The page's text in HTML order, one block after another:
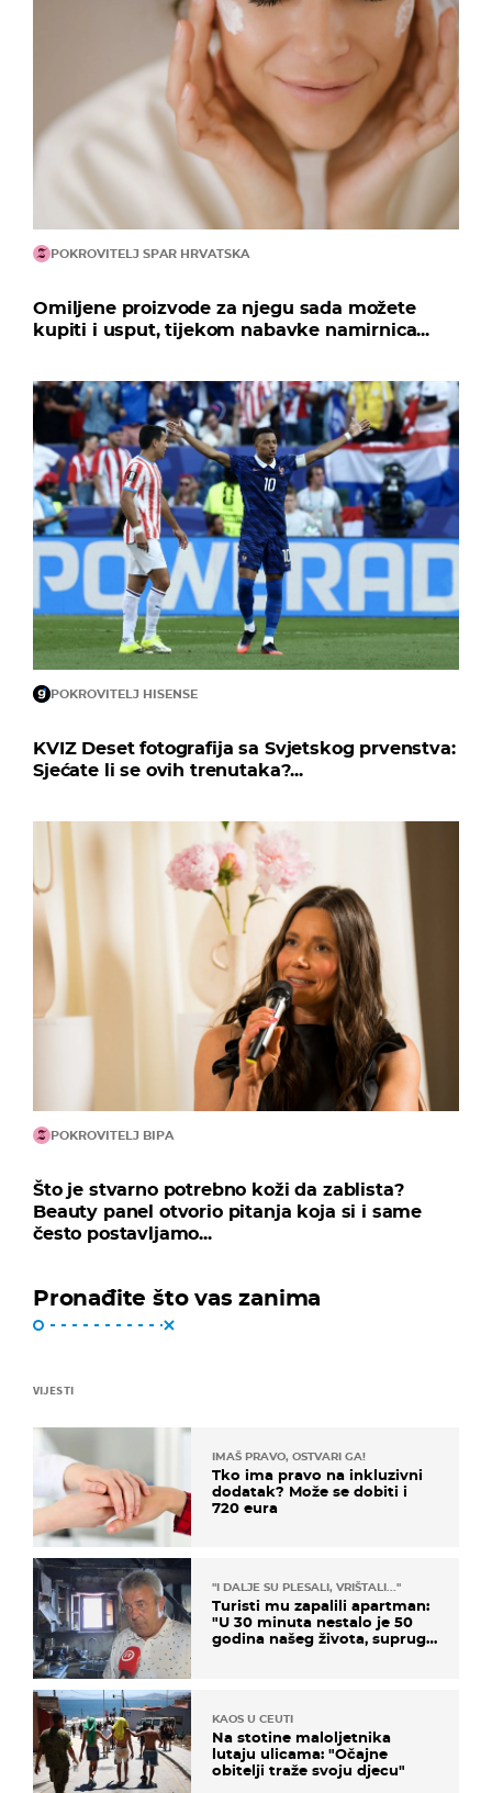
POKROVITELJ SPAR HRVATSKA
Omiljene proizvode za njegu sada možete
kupiti i usput, tijekom nabavke namirnica...
POKROVITELJ HISENSE
KVIZ Deset fotografija sa Svjetskog prvenstva:
Sjećate li se ovih trenutaka?...
POKROVITELJ BIPA
Što je stvarno potrebno koži da zablista?
Beauty panel otvorio pitanja koja si i same
često postavljamo...
Pronađite što vas zanima
VIJESTI
IMAŠ PRAVO, OSTVARI GA!
Tko ima pravo na inkluzivni
dodatak? Može se dobiti i
720 eura
"I DALJE SU PLESALI, VRIŠTALI..."
Turisti mu zapalili apartman:
"U 30 minuta nestalo je 50
godina našeg života, supruga
KAOS U CEUTI
Na stotine maloljetnika
lutaju ulicama: "Očajne
obitelji traže svoju djecu"